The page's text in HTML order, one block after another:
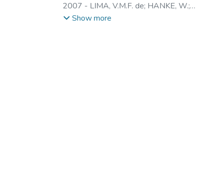
2007 - LIMA, V.M.F. de; HANKE, W.;
CAMILLO, M.A.
Show more